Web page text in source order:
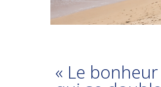
« Le